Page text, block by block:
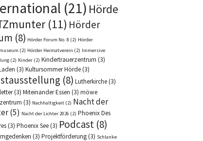
(21) Hörde
(11) Hörder
(8) Hörder Forum No. 8 (2) Hörder
(2) Hörder Heimatverein (2) Immersive
(2) Kinder (2) Kindertrauerzentrum (3)
(3) Kultursommer Hörde(3)
(8) Lutherkirche(3)
(3) Miteinander Essen (3) möwe
(3) Nachhaltigkeit (2) Nacht der
(5) Nacht der Lichter 2026 (2) Phoenix Des
(3) Phoenix See(3) Podcast (8)
(3) Projektförderung(3) Schlanke